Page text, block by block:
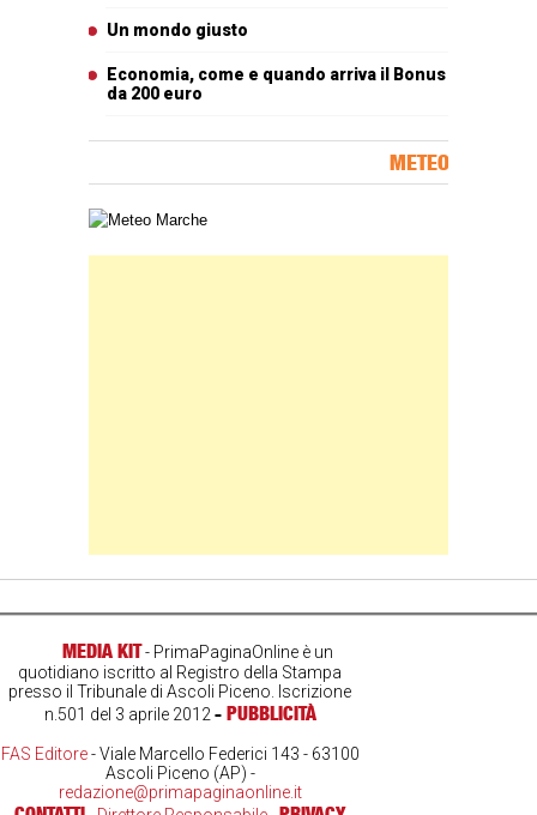
Un mondo giusto
Economia, come e quando arriva il Bonus
da 200 euro
METEO
Carta meteorologica delle Marche
MEDIA KIT- PrimaPaginaOnline è un
quotidiano iscritto al Registro della Stampa
presso il Tribunale di Ascoli Piceno. Iscrizione
n.501 del 3 aprile 2012- PUBBLICITÀ
FAS Editore- Viale Marcello Federici 143 - 63100
Ascoli Piceno (AP) -
redazione@primapaginaonline.it